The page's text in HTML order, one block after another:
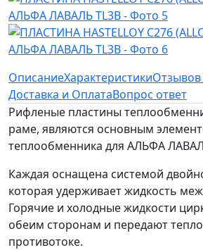
ОписаниеХарактеристикиОтзывов
Доставка и ОплатаВопрос ответ
Рифленые пластины
раме, являются основным
теплообменника для АЛЬФА
Каждая оснащена системой
которая удерживает жидкость
Горячие и холодные жидкости
обеим сторонам и передают
противотоке.